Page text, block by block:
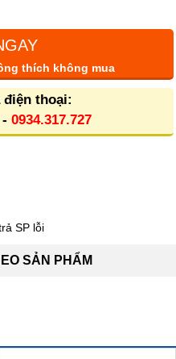
thích không mua
điện thoại:
0934.317.727
SP lỗi
SẢN PHẨM